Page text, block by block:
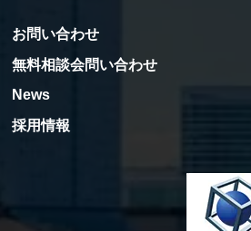
お問い合わせ
無料相談会問い合わせ
News
採用情報